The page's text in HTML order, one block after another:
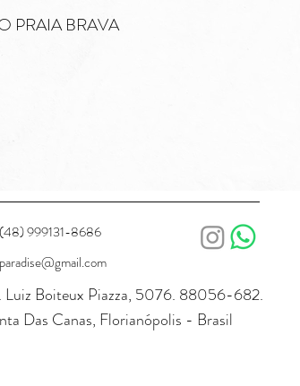
PRAIA BRAVA
999131-8686
Luiz Boiteux Piazza, 5076. 88056-682.
Das Canas, Florianópolis - Brasil